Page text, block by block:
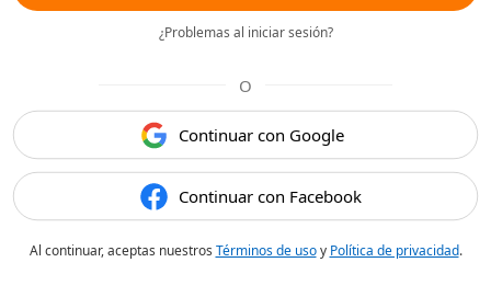
¿Problemas al iniciar sesión?
O
Continuar con Google
Continuar con Facebook
Al continuar, aceptas nuestros Términos de usoy Política de privacidad.